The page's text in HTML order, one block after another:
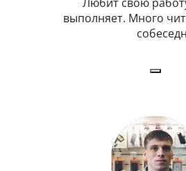
Любит свою
выполняет. Много